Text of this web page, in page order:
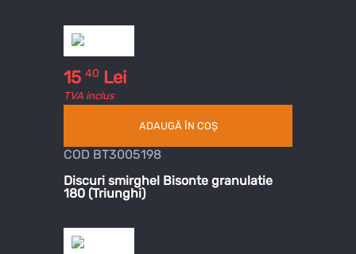
15 40 Lei
TVA inclus
ADAUGĂ ÎN COȘ
COD BT3005198
Discuri smirghel Bisonte granulatie
180 (Triunghi)